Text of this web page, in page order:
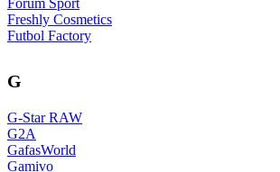
Forum Sport
Freshly Cosmetics
Futbol Factory
G
G-Star RAW
G2A
GafasWorld
Gamivo